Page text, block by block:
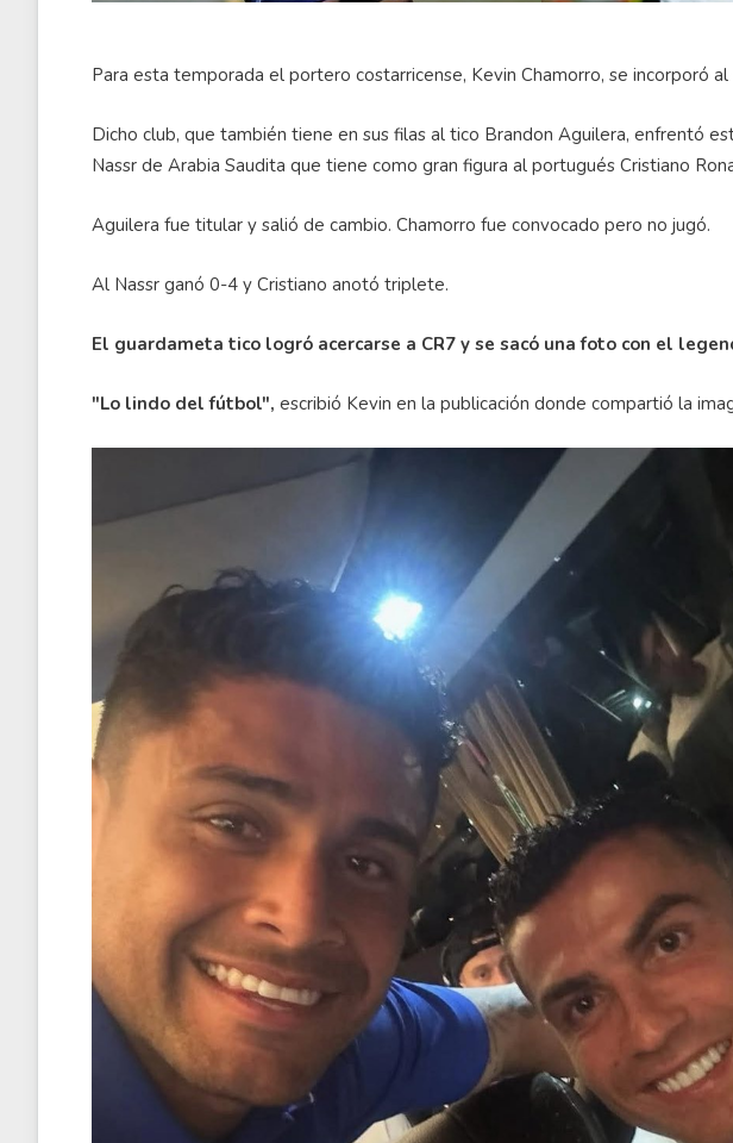
Para esta temporada el portero costarricense, Kevin Chamorro, se incorporó
Dicho club, que también tiene en sus filas al tico Brandon Aguilera, enfrentó
Nassr de Arabia Saudita que tiene como gran figura al portugués Cristiano
Aguilera fue titular y salió de cambio. Chamorro fue convocado pero no jugó.
Al Nassr ganó 0-4 y Cristiano anotó triplete.
El guardameta tico logró acercarse a CR7 y se sacó una foto con el
"Lo lindo del fútbol", escribió Kevin en la publicación donde compartió la